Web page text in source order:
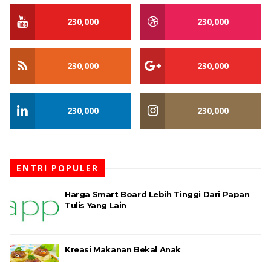
230,000 230,000
230,000 230,000
230,000 230,000
ENTRI POPULER
Harga Smart Board Lebih Tinggi Dari Papan
Tulis Yang Lain
Kreasi Makanan Bekal Anak